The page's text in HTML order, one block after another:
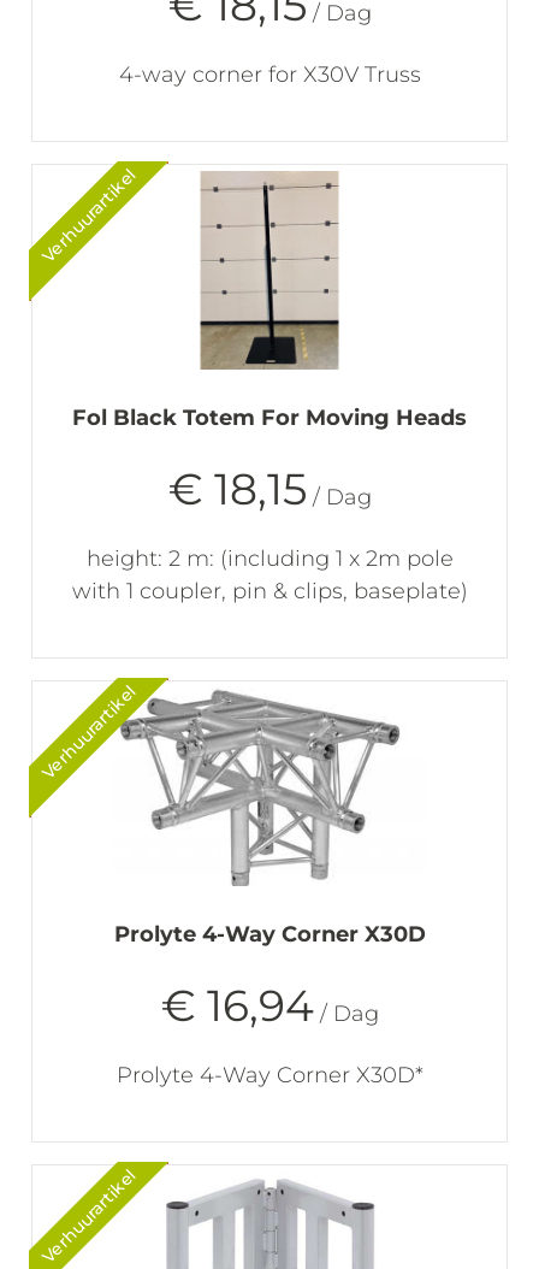
/ Dag
4-way corner for X30V Truss
Fol Black Totem For Moving Heads
€ 18,15 / Dag
height: 2 m: (including 1 x 2m pole
with 1 coupler, pin & clips, baseplate)
Verhuurartikel
Prolyte 4-Way Corner X30D
€ 16,94/ Dag
Prolyte 4-Way Corner X30D*
Verhuurartikel
Verhuurartikel